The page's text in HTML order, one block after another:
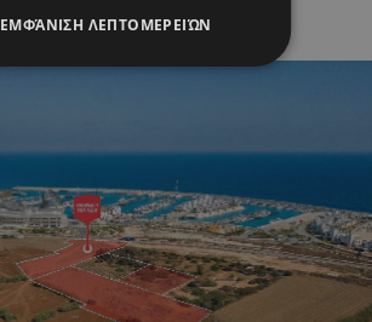
ΕΜΦΆΝΙΣΗ ΛΕΠΤΟΜΕΡΕΙΏΝ